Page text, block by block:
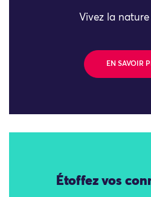
Vivez la
EN SAVOIR
Étoffez vos